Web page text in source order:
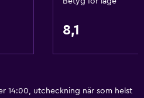
8,1
14:00, utcheckning när som helst